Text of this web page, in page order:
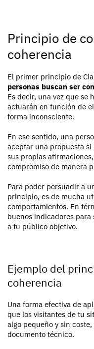
Principio de
coherencia
El primer principio de
personas buscan ser
Es decir, una vez que se
actuarán en función de
forma inconsciente.
En ese sentido, una
aceptar una propuesta
sus propias
compromiso de manera
Para poder persuadir a
principio, es de mucha
comportamientos. En
buenos indicadores
a tu público objetivo.
Ejemplo del
coherencia
Una forma efectiva de
que los visitantes de tu
algo pequeño y sin
documento técnico.